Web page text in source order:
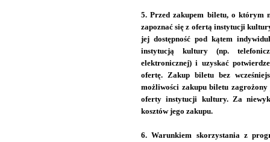
5. Przed zakupem biletu, o którym
zapoznać się z ofertą instytucji
jej dostępność pod kątem
instytucją kultury (np.
elektronicznej) i uzyskać
ofertę. Zakup biletu bez
możliwości zakupu biletu
oferty instytucji kultury. Za
kosztów jego zakupu.
6. Warunkiem skorzystania z